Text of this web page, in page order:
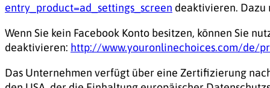
entry_product=ad_settings_screen deaktivieren. Dazu
Wenn Sie kein Facebook Konto besitzen, können Sie
deaktivieren: http://www.youronlinechoices.com/de/
Das Unternehmen verfügt über eine Zertifizierung